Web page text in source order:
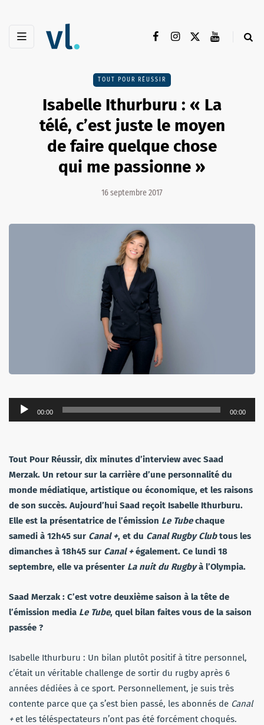
TOUT POUR RÉUSSIR
Isabelle Ithurburu : « La
télé, c’est juste le moyen
de faire quelque chose
qui me passionne »
16 septembre 2017
Lecteur
audio
00:00 00:00
Tout Pour Réussir, dix minutes d’interview avec Saad
Merzak. Un retour sur la carrière d’une personnalité du
monde médiatique, artistique ou économique, et les raisons
de son succès. Aujourd’hui Saad reçoit Isabelle Ithurburu.
Elle est la présentatrice de l’émission Le Tubechaque
samedi à 12h45 sur Canal +, et du Canal Rugby Clubtous les
dimanches à 18h45 sur Canal +également. Ce lundi 18
septembre, elle va présenter La nuit du Rugbyà l’Olympia.
Saad Merzak : C’est votre deuxième saison à la tête de
l’émission media Le Tube, quel bilan faites vous de la saison
passée ?
Isabelle Ithurburu : Un bilan plutôt positif à titre personnel,
c’était un véritable challenge de sortir du rugby après 6
années dédiées à ce sport. Personnellement, je suis très
contente parce que ça s’est bien passé, les abonnés de Canal
+et les téléspectateurs n’ont pas été forcément choqués.